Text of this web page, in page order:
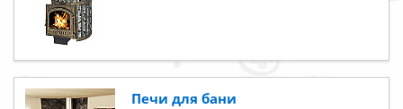
Печи для бани